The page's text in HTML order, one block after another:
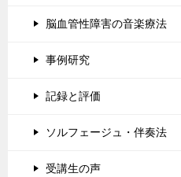
脳血管性障害の音楽療法
事例研究
記録と評価
ソルフェージュ・伴奏法
受講生の声